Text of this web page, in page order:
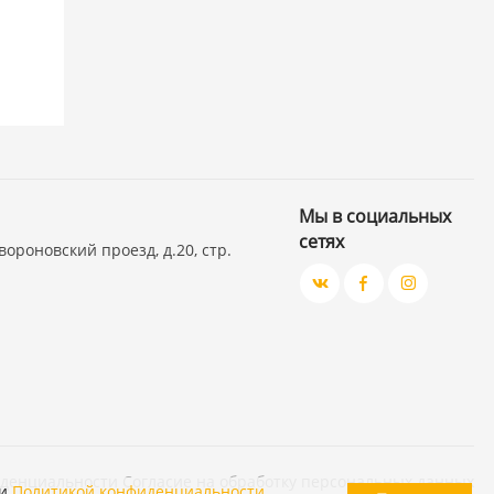
проезд, д.20, стр.
Мы в социальных
сетях
Согласие на обработку персональных данных